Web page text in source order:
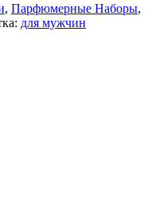
, Парфюмерные Наборы,
для мужчин